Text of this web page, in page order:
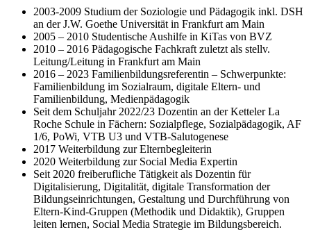
2003-2009 Studium der Soziologie und Pädagogik inkl. DSH
an der J.W. Goethe Universität in Frankfurt am Main
2005 – 2010 Studentische Aushilfe in KiTas von BVZ
2010 – 2016 Pädagogische Fachkraft zuletzt als stellv.
Leitung/Leitung in Frankfurt am Main
2016 – 2023 Familienbildungsreferentin – Schwerpunkte:
Familienbildung im Sozialraum, digitale Eltern- und
Familienbildung, Medienpädagogik
Seit dem Schuljahr 2022/23 Dozentin an der Ketteler La
Roche Schule in Fächern: Sozialpflege, Sozialpädagogik, AF
1/6, PoWi, VTB U3 und VTB-Salutogenese
2017 Weiterbildung zur Elternbegleiterin
2020 Weiterbildung zur Social Media Expertin
Seit 2020 freiberufliche Tätigkeit als Dozentin für
Digitalisierung, Digitalität, digitale Transformation der
Bildungseinrichtungen, Gestaltung und Durchführung von
Eltern-Kind-Gruppen (Methodik und Didaktik), Gruppen
leiten lernen, Social Media Strategie im Bildungsbereich.